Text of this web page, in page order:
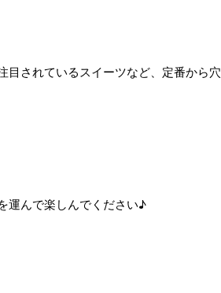
目されているスイーツなど、定番から穴
運んで楽しんでください♪